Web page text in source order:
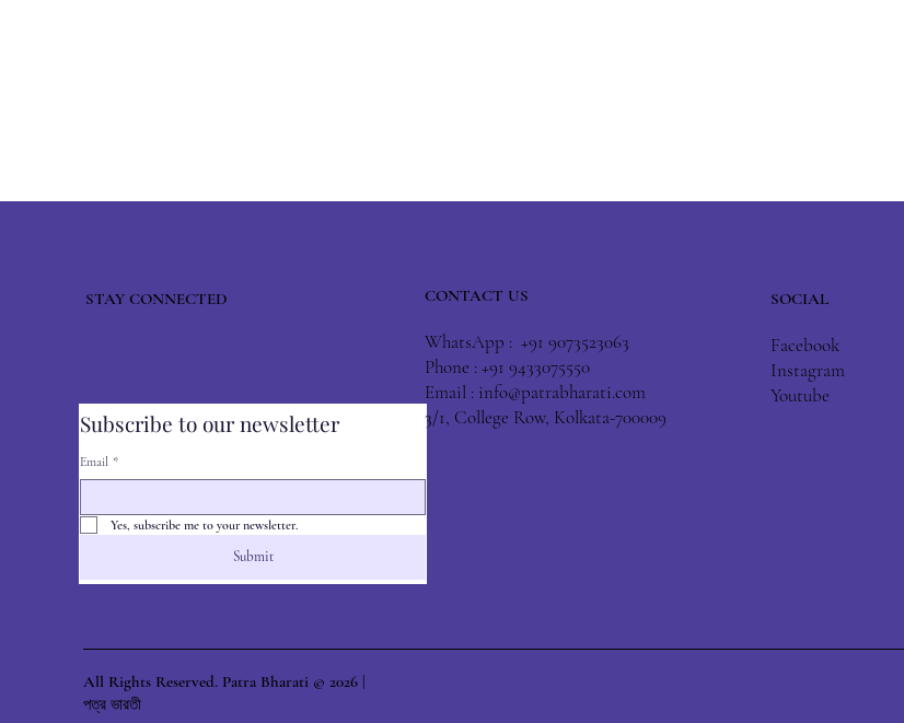
Subscribe to our newsletter
Email *
Yes, subscribe me to your newsletter.
Submit
STAY CONNECTED CONTACT US
WhatsApp : +91 9073523063
Phone : +91 9433075550
Email : info@patrabharati.com
3/1, College Row, Kolkata-700009
SOCIAL
Facebook
Instagram
Youtube
All Rights Reserved. Patra Bharati © 2026 |
পত্র ভারতী